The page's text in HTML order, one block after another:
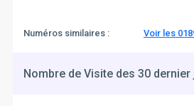
Numéros similaires : Voir les
Nombre de Visite des 30 dernier